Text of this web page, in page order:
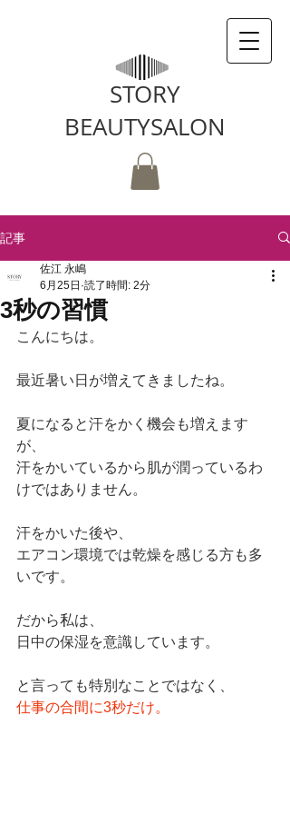
STORY
BEAUTYSALON
記事
3秒の習慣
佐江 永嶋
6月25日 読了時間: 2分
こんにちは。
最近暑い日が増えてきましたね。
夏になると汗をかく機会も増えます
が、
汗をかいているから肌が潤っているわ
けではありません。
汗をかいた後や、
エアコン環境では乾燥を感じる方も多
いです。
だから私は、
日中の保湿を意識しています。
と言っても特別なことではなく、
仕事の合間に3秒だけ。